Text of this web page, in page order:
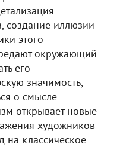
создание иллюзии
этого
окружающий
его
значимость,
о смысле
открывает новые
художников
на классическое